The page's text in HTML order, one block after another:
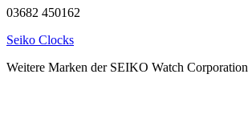
03682 450162
Seiko Clocks
Weitere Marken der SEIKO Watch Corporation